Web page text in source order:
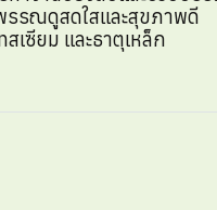
รรณดูสดใสและสุขภาพดี
เซียม และธาตุเหล็ก